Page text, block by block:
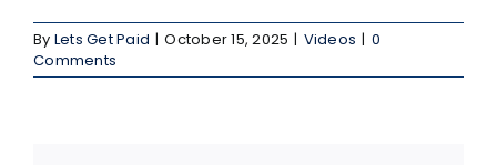
By Lets Get Paid | October 15, 2025 | Videos | 0
Comments